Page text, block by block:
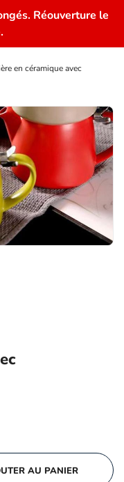
Réouverture le
en céramique avec
AU PANIER